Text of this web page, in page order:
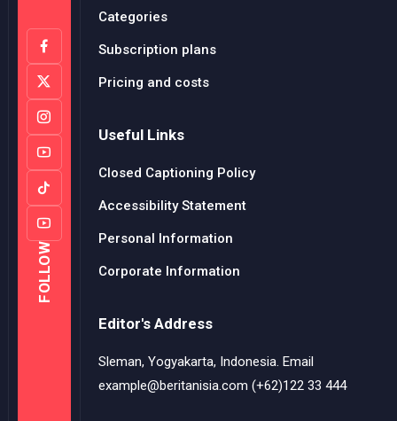
FOLLOW
Categories
Subscription plans
Pricing and costs
Useful Links
Closed Captioning Policy
Accessibility Statement
Personal Information
Corporate Information
Editor's Address
Sleman, Yogyakarta, Indonesia. Email
example@beritanisia.com (+62)122 33 444